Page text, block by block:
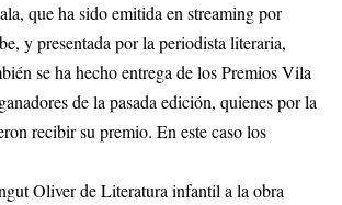
que ha sido emitida en streaming por
y presentada por la periodista literaria,
se ha hecho entrega de los Premios Vila
de la pasada edición, quienes por la
recibir su premio. En este caso los
Oliver de Literatura infantil a la obra